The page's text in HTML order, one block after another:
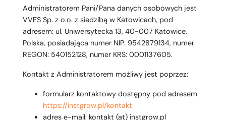
Administratorem Pani/Pana danych osobowych jest
VVES Sp. z o.o. z siedzibą w Katowicach, pod
adresem: ul. Uniwersytecka 13, 40-007 Katowice,
Polska, posiadająca numer NIP: 9542879134, numer
REGON: 540152128, numer KRS: 0001137605.
Kontakt z Administratorem możliwy jest poprzez:
formularz kontaktowy dostępny pod adresem
https://instgrow.pl/kontakt
adres e-mail: kontakt (at) instgrow.pl